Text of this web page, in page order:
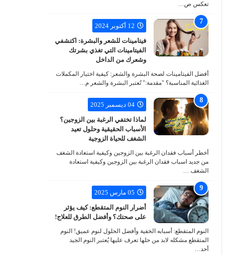
تعكس ص…
12 أكتوبر 2024
فيتامينات للشعر والبشرة: اكتشفي
الفيتامينات التي تغذي بشرتك
وشعرك من الداخل
أفضل الفيتامينات لصحة البشرة والشعر: كيفية اختيار المكملات
الغذائية المناسبة؟ "مقدمة:" تُعتبر البشرة والشعر م…
04 ديسمبر 2025
لماذا تختفي الرغبة بين الزوجين؟
الأسباب الحقيقية وحلول تعيد
الشغف للحياة الزوجية
أخطر أسباب فقدان الرغبة بين الزوجين وكيفية استعادة الشغف
من جديد اسباب فقدان الرغبة بين الزوجين وكيفية استعادة
الشغف …
05 مارس 2025
أضرار النوم المتقطع: كيف يؤثر
على صحتك؟ وأفضل الطرق للعلاج!
النوم المتقطع: أسبابه الخفية وأفضل الحلول لنوم عميق! النوم
المتقطع مشكله لابد من حلها تعرف عليها يُعتبر النوم الجيد
أحد…